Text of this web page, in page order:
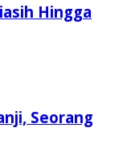
Hingga
Seorang